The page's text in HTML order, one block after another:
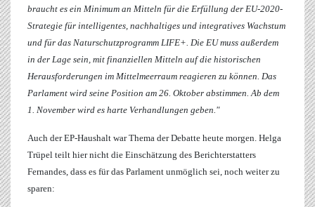
braucht es ein Minimum an Mitteln für die Erfüllung der EU-2020-
Strategie für intelligentes, nachhaltiges und integratives Wachstum
und für das Naturschutzprogramm LIFE+. Die EU muss außerdem
in der Lage sein, mit finanziellen Mitteln auf die historischen
Herausforderungen im Mittelmeerraum reagieren zu können. Das
Parlament wird seine Position am 26. Oktober abstimmen. Ab dem
1. November wird es harte Verhandlungen geben."
Auch der EP-Haushalt war Thema der Debatte heute morgen. Helga
Trüpel teilt hier nicht die Einschätzung des Berichterstatters
Fernandes, dass es für das Parlament unmöglich sei, noch weiter zu
sparen: